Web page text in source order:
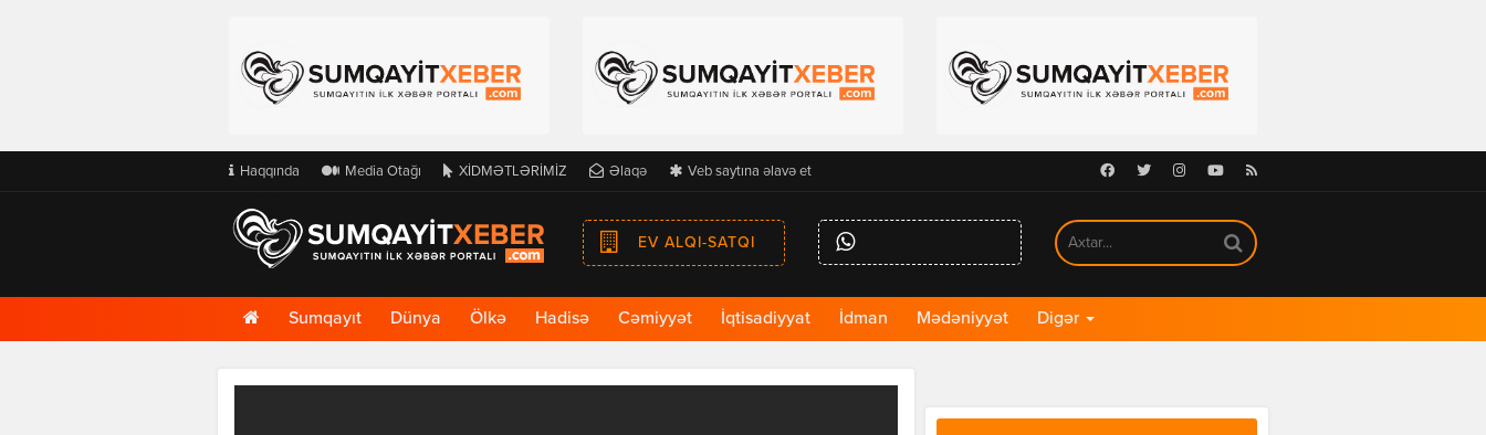
Haqqında Media Otağı XİDMƏTLƏRİMİZ Əlaqə Veb saytına əlavə et Facebook
TwitterInstagramYoutubeRSS
EV ALQI-SATQI
Ana
Səhifə
Sumqayıt Dünya Ölkə Hadisə Cəmiyyət İqtisadiyyat İdman Mədəniyyət Digər